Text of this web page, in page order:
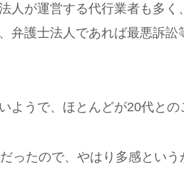
人が運営する代行業者も多
弁護士法人であれば最悪訴訟
ようで、ほとんどが20代との
ったので、やはり多感とい